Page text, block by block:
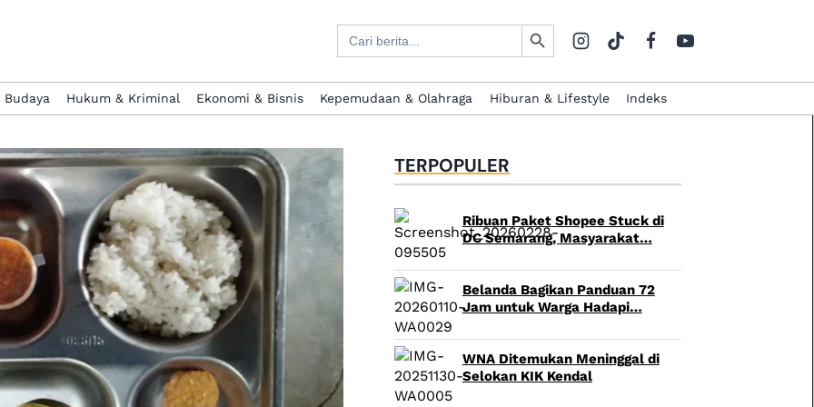
Search
for:
Search Button
Budaya Hukum & Kriminal Ekonomi & Bisnis Kepemudaan & Olahraga Hiburan & Lifestyle Indeks
TERPOPULER
Ribuan Paket Shopee Stuck di
DC Semarang, Masyarakat…
Belanda Bagikan Panduan 72
Jam untuk Warga Hadapi…
WNA Ditemukan Meninggal di
Selokan KIK Kendal